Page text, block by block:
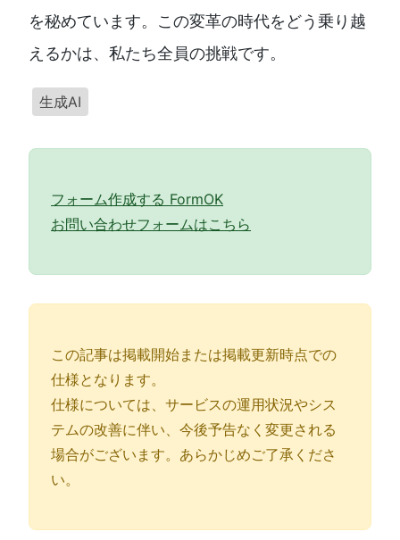
を秘めています。この変革の時代をどう乗り越
えるかは、私たち全員の挑戦です。
生成AI
フォーム作成する FormOK
お問い合わせフォームはこちら
この記事は掲載開始または掲載更新時点での
仕様となります。
仕様については、サービスの運用状況やシス
テムの改善に伴い、今後予告なく変更される
場合がございます。あらかじめご了承くださ
い。